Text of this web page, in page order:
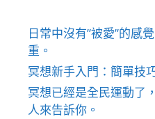
日常中沒有”被愛”的感
重。
冥想新手入門：簡單技
冥想已經是全民運動了
人來告訴你。